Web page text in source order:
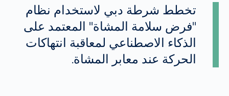
تخطط شرطة دبي لاستخدام نظام
"فرض سلامة المشاة" المعتمد على
الذكاء الاصطناعي لمعاقبة انتهاكات
الحركة عند معابر المشاة.